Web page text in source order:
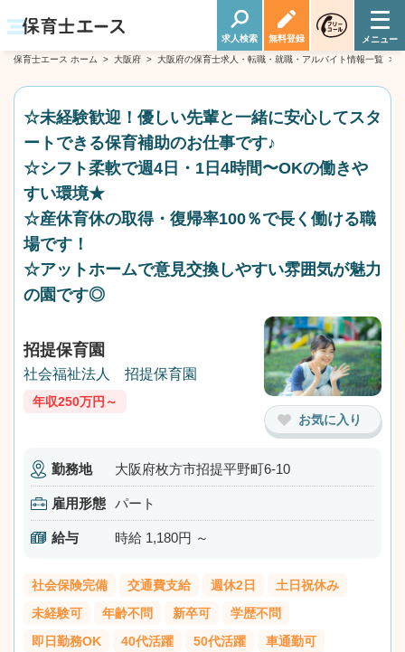
求人検索 無料登録
保育士エース ホーム > 大阪府 > 大阪府の保育士求人・転職・就職・アルバイト情報一覧 >
☆未経験歓迎！優しい先輩と一緒に安心してスタ
ートできる保育補助のお仕事です♪
☆シフト柔軟で週4日・1日4時間〜OKの働きや
すい環境★
☆産休育休の取得・復帰率100％で長く働ける職
場です！
☆アットホームで意見交換しやすい雰囲気が魅力
の園です◎
お気に入り
招提保育園
社会福祉法人 招提保育園
年収250万円～
勤務地 大阪府枚方市招提平野町6-10
雇用形態 パート
給与 時給 1,180円 ～
社会保険完備 交通費支給 週休2日
土日祝休み
未経験可
年齢不問 新卒可
学歴不問
即日勤務OK
40代活躍 50代活躍 車通勤可